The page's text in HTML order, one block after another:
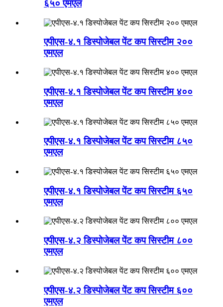
६५० एमएल
एपीएस-४.१ डिस्पोजेबल पेंट कप सिस्टीम २००
एमएल
एपीएस-४.१ डिस्पोजेबल पेंट कप सिस्टीम ४००
एमएल
एपीएस-४.१ डिस्पोजेबल पेंट कप सिस्टीम ८५०
एमएल
एपीएस-४.१ डिस्पोजेबल पेंट कप सिस्टीम ६५०
एमएल
एपीएस-४.२ डिस्पोजेबल पेंट कप सिस्टीम ८००
एमएल
एपीएस-४.२ डिस्पोजेबल पेंट कप सिस्टीम ६००
एमएल